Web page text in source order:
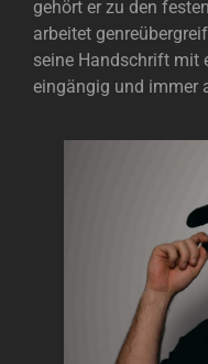
gehört er zu den
arbeitet
seine Handschrift mit
eingängig und immer